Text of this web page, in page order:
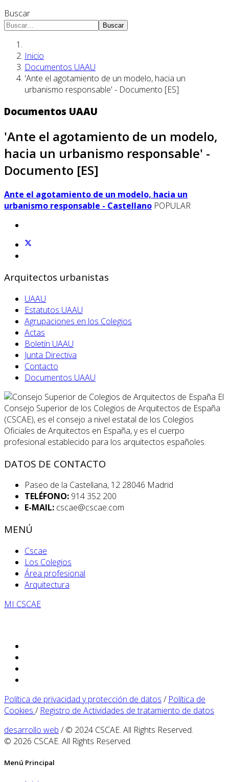
Buscar
Buscar
Inicio
Documentos UAAU
'Ante el agotamiento de un modelo, hacia un
urbanismo responsable' - Documento [ES]
Documentos UAAU
'Ante el agotamiento de un modelo,
hacia un urbanismo responsable' -
Documento [ES]
Ante el agotamiento de un modelo, hacia un
urbanismo responsable - Castellano POPULAR
Arquitectos urbanistas
UAAU
Estatutos UAAU
Agrupaciones en los Colegios
Actas
Boletín UAAU
Junta Directiva
Contacto
Documentos UAAU
El
Consejo Superior de los Colegios de Arquitectos de España
(CSCAE), es el consejo a nivel estatal de los Colegios
Oficiales de Arquitectos en España, y es el cuerpo
profesional establecido para los arquitectos españoles.
DATOS DE CONTACTO
Paseo de la Castellana, 12 28046 Madrid
TELÉFONO: 914 352 200
E-MAIL: cscae@cscae.com
MENÚ
Cscae
Los Colegios
Área profesional
Arquitectura
MI CSCAE
Política de privacidad y protección de datos / Política de
Cookies / Registro de Actividades de tratamiento de datos
desarrollo web / © 2024 CSCAE. All Rights Reserved.
© 2026 CSCAE. All Rights Reserved.
Menú Principal